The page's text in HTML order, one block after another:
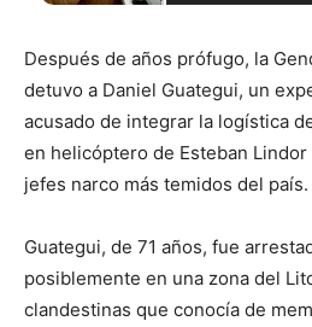
Después de años prófugo, la
detuvo a Daniel Guategui, un
acusado de integrar la logística
en helicóptero de Esteban
jefes narco más temidos del país.
Guategui, de 71 años, fue
posiblemente en una zona del
clandestinas que conocía de